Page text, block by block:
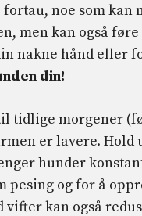
noe som kan
men kan også
nakne hånd eller
din!
tidlige morgener
er lavere. Hold
hunder
pesing og for å
kan også